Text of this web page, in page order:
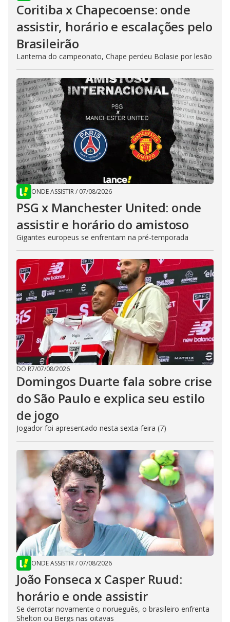
Coritiba x Chapecoense: onde
assistir, horário e escalações pelo
Brasileirão
Lanterna do campeonato, Chape perdeu Bolasie por lesão
ONDE ASSISTIR/ 07/08/2026
PSG x Manchester United: onde
assistir e horário do amistoso
Gigantes europeus se enfrentam na pré-temporada
DO R7/07/08/2026
Domingos Duarte fala sobre crise
do São Paulo e explica seu estilo
de jogo
Jogador foi apresentado nesta sexta-feira (7)
ONDE ASSISTIR/ 07/08/2026
João Fonseca x Casper Ruud:
horário e onde assistir
Se derrotar novamente o norueguês, o brasileiro enfrenta
Shelton ou Bergs nas oitavas